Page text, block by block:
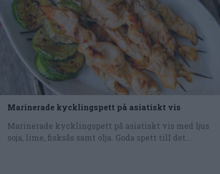
Marinerade kycklingspett på asiatiskt vis
Marinerade kycklingspett på asiatiskt vis med ljus
soja, lime, fisksås samt olja. Goda spett till det...